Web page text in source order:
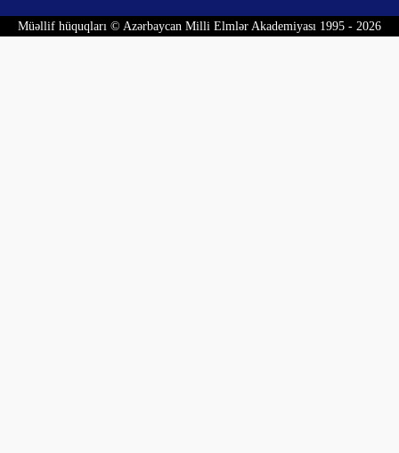
Müəllif hüquqları © Azərbaycan Milli Elmlər Akademiyası 1995 - 2026